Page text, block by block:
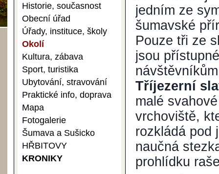
Historie, současnost
Obecní úřad
Úřady, instituce, školy
Okolí
Kultura, zábava
Sport, turistika
Ubytování, stravování
Praktické info, doprava
Mapa
Fotogalerie
Šumava a Sušicko
HŘBITOVY
KRONIKY
jedním ze
šumavské
Pouze tři ze
jsou přístupné
Tříjezerní
malé svahové
vrchoviště,
rozkládá pod
naučná
prohlídku